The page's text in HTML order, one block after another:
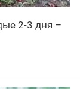
2-3 дня –